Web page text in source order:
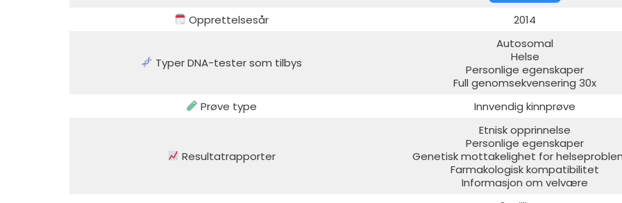
Opprettelsesår 2014
Typer DNA-tester som tilbys
Autosomal
Helse
Personlige egenskaper
Full genomsekvensering 30x
Prøve type
Innvendig kinnprøve
Resultatrapporter
Etnisk opprinnelse
Personlige egenskaper
Genetisk mottakelighet for
Farmakologisk kompatibilitet
Informasjon om velvære